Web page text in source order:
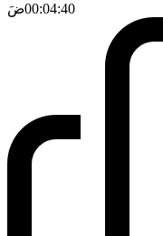
00:04:40ضَ